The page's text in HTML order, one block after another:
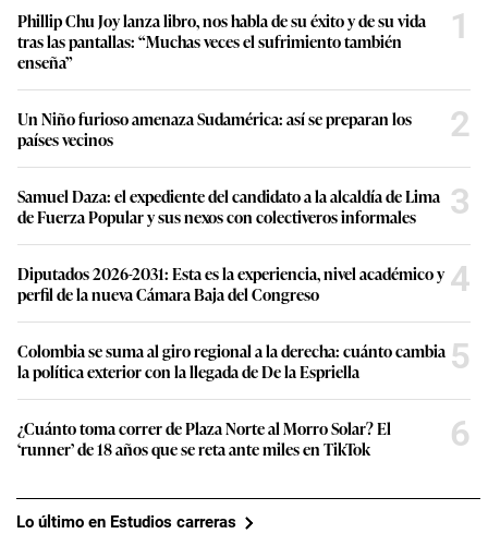
Phillip Chu Joy lanza libro, nos habla de su éxito y de su vida
tras las pantallas: “Muchas veces el sufrimiento también
enseña”
1
Un Niño furioso amenaza Sudamérica: así se preparan los
países vecinos
2
Samuel Daza: el expediente del candidato a la alcaldía de Lima
de Fuerza Popular y sus nexos con colectiveros informales
3
Diputados 2026-2031: Esta es la experiencia, nivel académico y
perfil de la nueva Cámara Baja del Congreso
4
Colombia se suma al giro regional a la derecha: cuánto cambia
la política exterior con la llegada de De la Espriella
5
¿Cuánto toma correr de Plaza Norte al Morro Solar? El
‘runner’ de 18 años que se reta ante miles en TikTok
6
Lo último en Estudios carreras